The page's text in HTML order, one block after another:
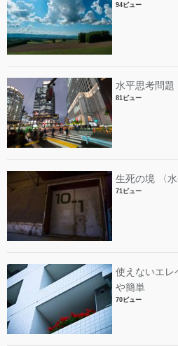
94ビュー
水平思考問題
81ビュー
生死の境 〈水
71ビュー
使えないエ
や簡単
70ビュー